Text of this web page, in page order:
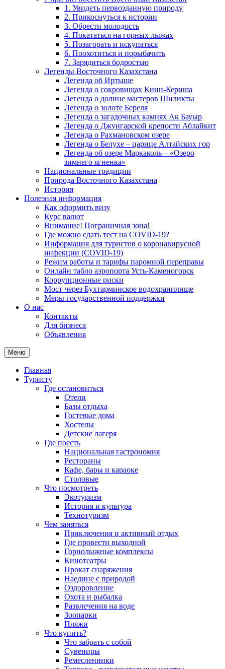
1. Увидеть первозданную природу
2. Прикоснуться к истории
3. Обрести молодость
4. Покататься на горных лыжах
5. Позагорать и искупаться
6. Поохотиться и порыбачить
7. Зарядиться бодростью
Легенды Восточного Казахстана
Легенда об Иртыше
Легенда о сокровищах Киин-Кериша
Легенда о долине мастеров Шиликты
Легенда о золоте Береля
Легенда о загадочных камнях Ак Бауыр
Легенда о Джунгарской крепости Аблайкит
Легенда о Рахмановском озере
Легенда о Белухе – царице Алтайских гор
Легенда об озере Маркаколь – «Озеро
зимнего ягненка»
Национальные традиции
Природа Восточного Казахстана
История
Полезная информация
Как оформить визу
Курс валют
Внимание! Пограничная зона!
Где можно сдать тест на COVID-19?
Информация для туристов о коронавирусной
инфекции (COVID-19)
Режим работы и тарифы паромной переправы
Онлайн табло аэропорта Усть-Каменогорск
Коррупционные риски
Мост через Бухтарминское водохранилище
Меры государственной поддержки
О нас
Контакты
Для бизнеса
Объявления
Меню
Главная
Туристу
Где остановиться
Отели
Базы отдыха
Гостевые дома
Хостелы
Детские лагеря
Где поесть
Национальная гастрономия
Рестораны
Кафе, бары и караоке
Столовые
Что посмотреть
Экотуризм
История и культура
Технотуризм
Чем заняться
Приключения и активный отдых
Где провести выходной
Горнолыжные комплексы
Кинотеатры
Прокат снаряжения
Наедине с природой
Оздоровление
Охота и рыбалка
Развлечения на воде
Зоопарки
Пляжи
Что купить?
Что забрать с собой
Сувениры
Ремесленники